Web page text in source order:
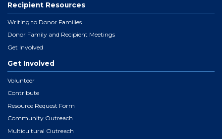
Recipient Resources
Writing to Donor Families
Donor Family and Recipient Meetings
Get Involved
Get Involved
Volunteer
Contribute
Resource Request Form
Community Outreach
Multicultural Outreach